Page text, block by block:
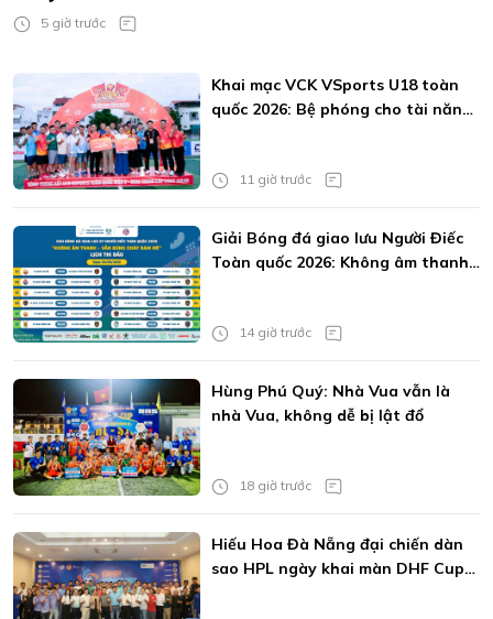
5 giờ trước
Khai mạc VCK VSports U18 toàn
quốc 2026: Bệ phóng cho tài năng
11 giờ trước
Giải Bóng đá giao lưu Người Điếc
Toàn quốc 2026: Không âm thanh
14 giờ trước
Hùng Phú Quý: Nhà Vua vẫn là
nhà Vua, không dễ bị lật đổ
18 giờ trước
Hiếu Hoa Đà Nẵng đại chiến dàn
sao HPL ngày khai màn DHF Cup